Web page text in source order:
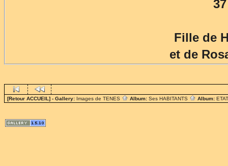
Fille de
et de
[Retour ACCUEIL] - Gallery: Images de TENES Album: Ses HABITANTS Album: